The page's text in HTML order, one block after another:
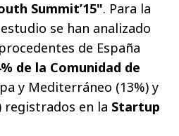
Summit’15". Para la
se han analizado
de España
de la Comunidad de
y Mediterráneo (13%) y
registrados en la Startup